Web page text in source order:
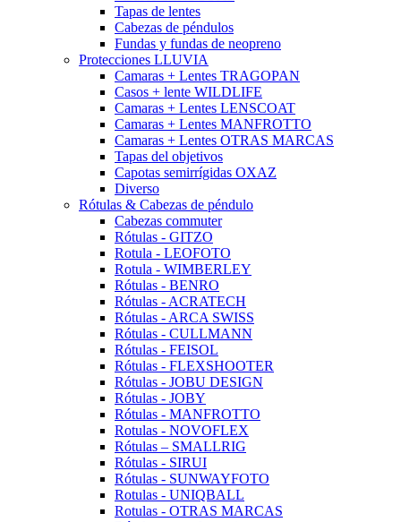
Tapas de lentes
Cabezas de péndulos
Fundas y fundas de neopreno
Protecciones LLUVIA
Camaras + Lentes TRAGOPAN
Casos + lente WILDLIFE
Camaras + Lentes LENSCOAT
Camaras + Lentes MANFROTTO
Camaras + Lentes OTRAS MARCAS
Tapas del objetivos
Capotas semirrígidas OXAZ
Diverso
Rótulas & Cabezas de péndulo
Cabezas commuter
Rótulas - GITZO
Rotula - LEOFOTO
Rotula - WIMBERLEY
Rótulas - BENRO
Rótulas - ACRATECH
Rótulas - ARCA SWISS
Rótulas - CULLMANN
Rótulas - FEISOL
Rótulas - FLEXSHOOTER
Rótulas - JOBU DESIGN
Rótulas - JOBY
Rótulas - MANFROTTO
Rotulas - NOVOFLEX
Rótulas – SMALLRIG
Rótulas - SIRUI
Rótulas - SUNWAYFOTO
Rotulas - UNIQBALL
Rotulas - OTRAS MARCAS